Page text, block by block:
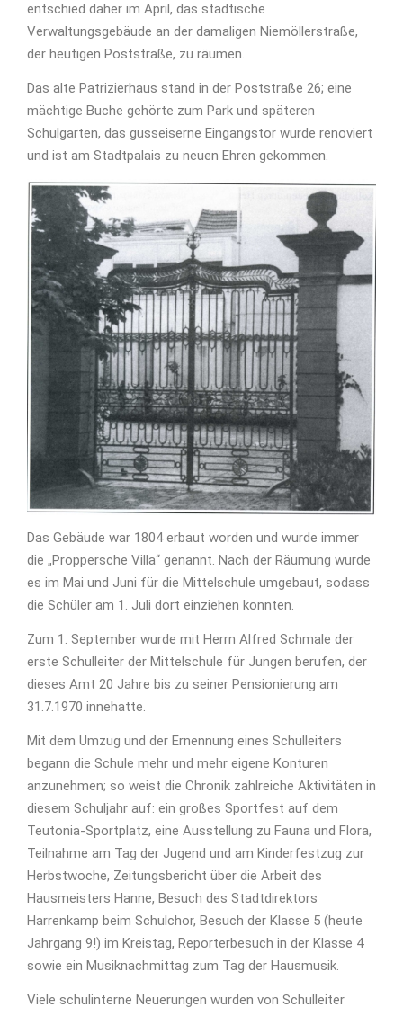
entschied daher im April, das städtische
Verwaltungsgebäude an der damaligen Niemöllerstraße,
der heutigen Poststraße, zu räumen.
Das alte Patrizierhaus stand in der Poststraße 26; eine
mächtige Buche gehörte zum Park und späteren
Schulgarten, das gusseiserne Eingangstor wurde renoviert
und ist am Stadtpalais zu neuen Ehren gekommen.
Das Gebäude war 1804 erbaut worden und wurde immer
die „Proppersche Villa“ genannt. Nach der Räumung wurde
es im Mai und Juni für die Mittelschule umgebaut, sodass
die Schüler am 1. Juli dort einziehen konnten.
Zum 1. September wurde mit Herrn Alfred Schmale der
erste Schulleiter der Mittelschule für Jungen berufen, der
dieses Amt 20 Jahre bis zu seiner Pensionierung am
31.7.1970 innehatte.
Mit dem Umzug und der Ernennung eines Schulleiters
begann die Schule mehr und mehr eigene Konturen
anzunehmen; so weist die Chronik zahlreiche Aktivitäten in
diesem Schuljahr auf: ein großes Sportfest auf dem
Teutonia-Sportplatz, eine Ausstellung zu Fauna und Flora,
Teilnahme am Tag der Jugend und am Kinderfestzug zur
Herbstwoche, Zeitungsbericht über die Arbeit des
Hausmeisters Hanne, Besuch des Stadtdirektors
Harrenkamp beim Schulchor, Besuch der Klasse 5 (heute
Jahrgang 9!) im Kreistag, Reporterbesuch in der Klasse 4
sowie ein Musiknachmittag zum Tag der Hausmusik.
Viele schulinterne Neuerungen wurden von Schulleiter